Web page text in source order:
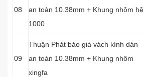
08
an toàn 10.38mm + Khung nhôm hệ
1000
09
Thuận Phát báo giá vách kính dán
an toàn 10.38mm + Khung nhôm
xingfa